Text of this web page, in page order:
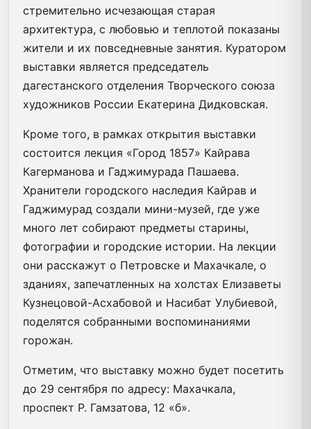
стремительно исчезающая старая
архитектура, с любовью и теплотой показаны
жители и их повседневные занятия. Куратором
выставки является председатель
дагестанского отделения Творческого союза
художников России Екатерина Дидковская.
Кроме того, в рамках открытия выставки
состоится лекция «Город 1857» Кайрава
Кагерманова и Гаджимурада Пашаева.
Хранители городского наследия Кайрав и
Гаджимурад создали мини-музей, где уже
много лет собирают предметы старины,
фотографии и городские истории. На лекции
они расскажут о Петровске и Махачкале, о
зданиях, запечатленных на холстах Елизаветы
Кузнецовой-Асхабовой и Насибат Улубиевой,
поделятся собранными воспоминаниями
горожан.
Отметим, что выставку можно будет посетить
до 29 сентября по адресу: Махачкала,
проспект Р. Гамзатова, 12 «б».